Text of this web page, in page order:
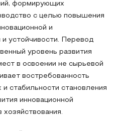
формирующих
с целью повышения
и
и устойчивости. Перевод
уровень развития
в освоении не сырьевой
востребованность
стабильности становления
инновационной
хозяйствования.